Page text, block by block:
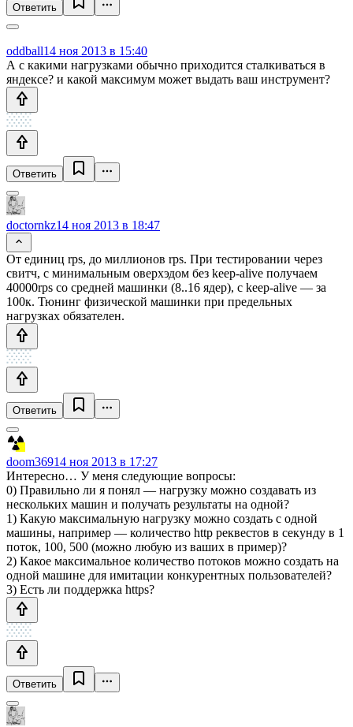
Ответить
oddball14 ноя 2013 в 15:40
А с какими нагрузками обычно приходится сталкиваться в
яндексе? и какой максимум может выдать ваш инструмент?
Ответить
doctornkz14 ноя 2013 в 18:47
От единиц rps, до миллионов rps. При тестировании через
свитч, с минимальным оверхэдом без keep-alive получаем
40000rps со средней машинки (8..16 ядер), с keep-alive — за
100к. Тюнинг физической машинки при предельных
нагрузках обязателен.
Ответить
doom36914 ноя 2013 в 17:27
Интересно… У меня следующие вопросы:
0) Правильно ли я понял — нагрузку можно создавать из
нескольких машин и получать результаты на одной?
1) Какую максимальную нагрузку можно создать с одной
машины, например — количество http реквестов в секунду в 1
поток, 100, 500 (можно любую из ваших в пример)?
2) Какое максимальное количество потоков можно создать на
одной машине для имитации конкурентных пользователей?
3) Есть ли поддержка https?
Ответить